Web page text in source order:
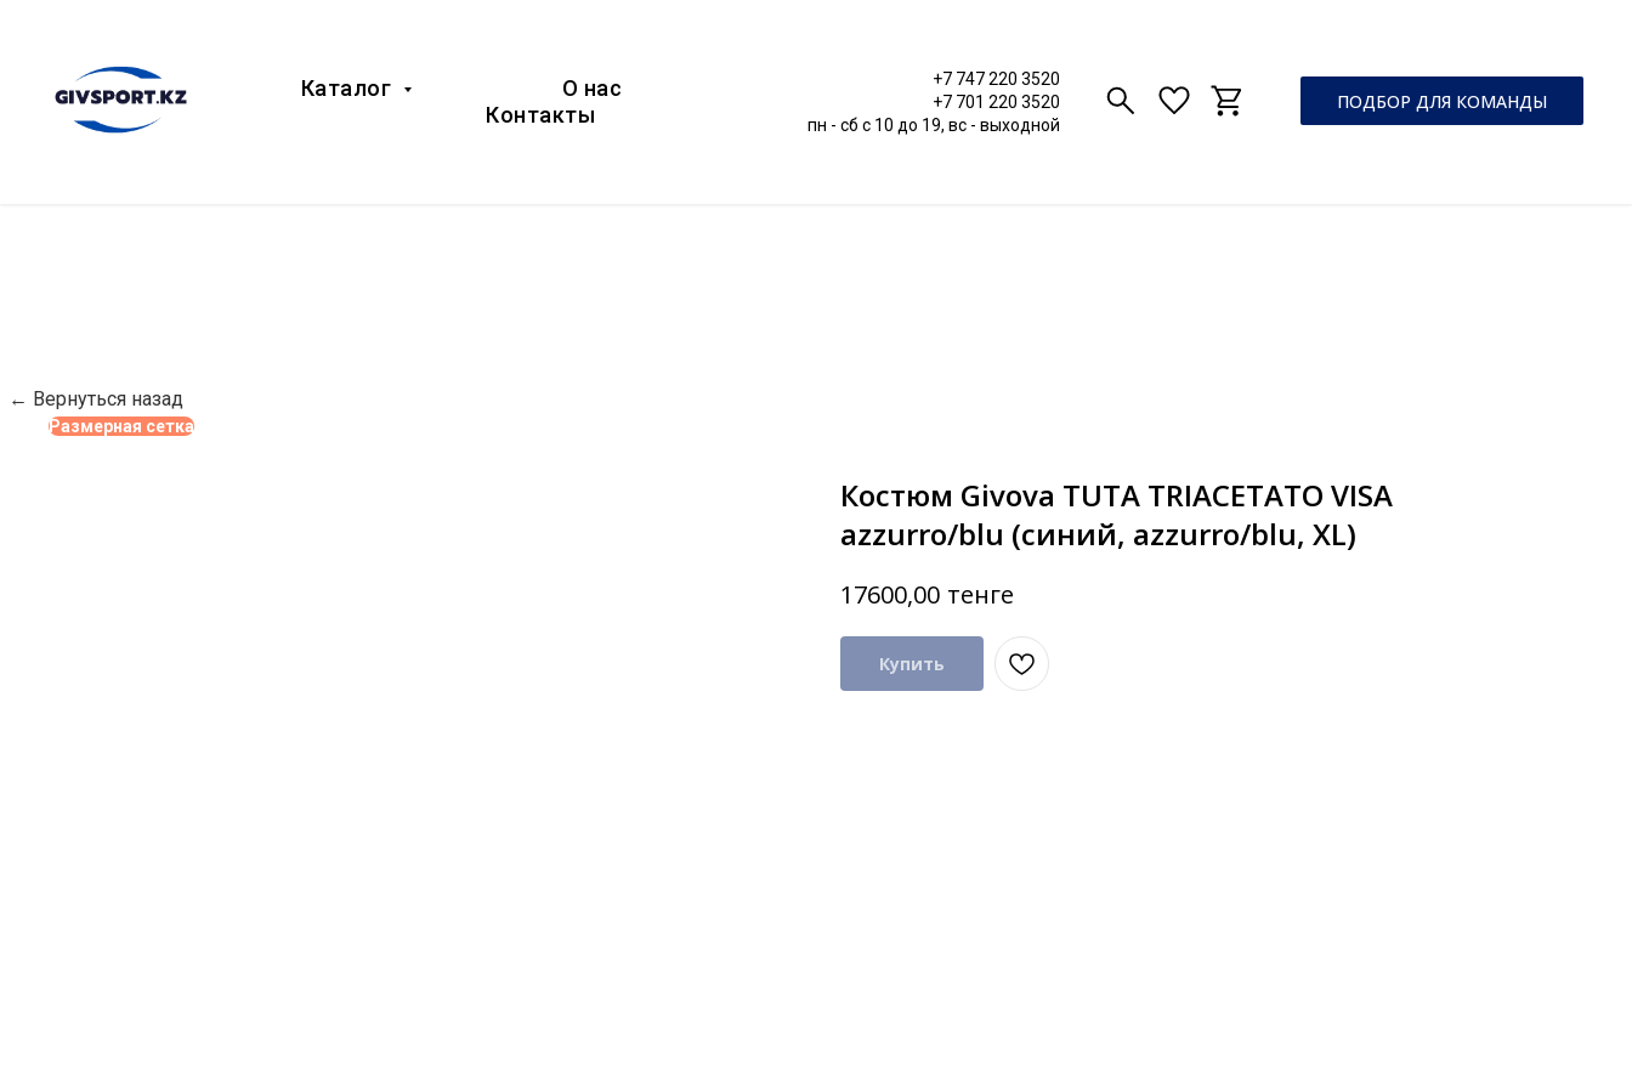
Каталог
О нас
Контакты
+7 747 220 3520
+7 701 220 3520
пн - сб c 10 до 19, вс - выходной
ПОДБОР ДЛЯ КОМАНДЫ
← Вернуться назад
Размерная сетка
Костюм Givova TUTA TRIACETATO VISA
azzurro/blu (синий, azzurro/blu, XL)
17600,00 тенге
Купить